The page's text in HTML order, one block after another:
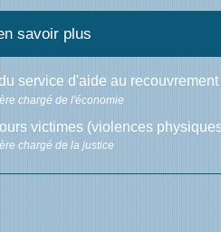
savoir plus
service d'aide au
chargé de l'économie
victimes (violences
chargé de la justice